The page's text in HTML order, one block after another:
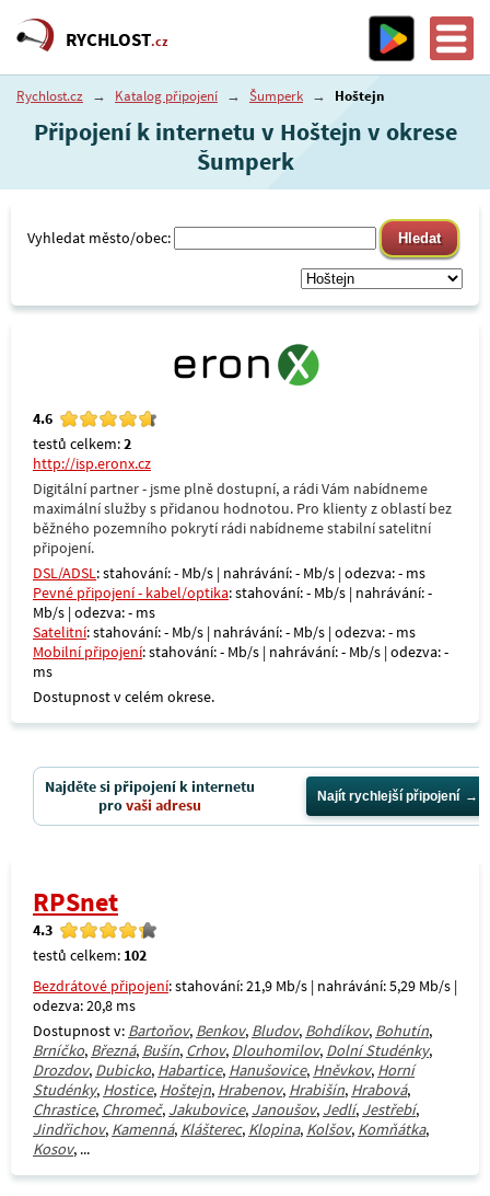
RYCHLOST.cz
Rychlost.cz → Katalog připojení → Šumperk → Hoštejn
Připojení k internetu v Hoštejn v okrese
Šumperk
Vyhledat město/obec:
4.6
testů celkem:2
http://isp.eronx.cz
Digitální partner - jsme plně dostupní, a rádi Vám nabídneme
maximální služby s přidanou hodnotou. Pro klienty z oblastí bez
běžného pozemního pokrytí rádi nabídneme stabilní satelitní
připojení.
DSL/ADSL: stahování: - Mb/s | nahrávání: - Mb/s | odezva: - ms
Pevné připojení - kabel/optika: stahování: - Mb/s | nahrávání: -
Mb/s | odezva: - ms
Satelitní: stahování: - Mb/s | nahrávání: - Mb/s | odezva: - ms
Mobilní připojení: stahování: - Mb/s | nahrávání: - Mb/s | odezva: -
ms
Dostupnost v celém okrese.
Najděte si připojení k internetu
provaši adresu Najít rychlejší připojení
RPSnet
4.3
testů celkem: 102
Bezdrátové připojení: stahování: 21,9 Mb/s | nahrávání: 5,29 Mb/s |
odezva: 20,8 ms
Dostupnost v: Bartoňov, Benkov, Bludov, Bohdíkov, Bohutín,
Brníčko, Březná, Bušín, Crhov, Dlouhomilov, Dolní Studénky,
Drozdov, Dubicko, Habartice, Hanušovice, Hněvkov, Horní
Studénky, Hostice, Hoštejn, Hrabenov, Hrabišín, Hrabová,
Chrastice, Chromeč, Jakubovice, Janoušov, Jedlí, Jestřebí,
Jindřichov, Kamenná, Klášterec, Klopina, Kolšov, Komňátka,
Kosov, ...